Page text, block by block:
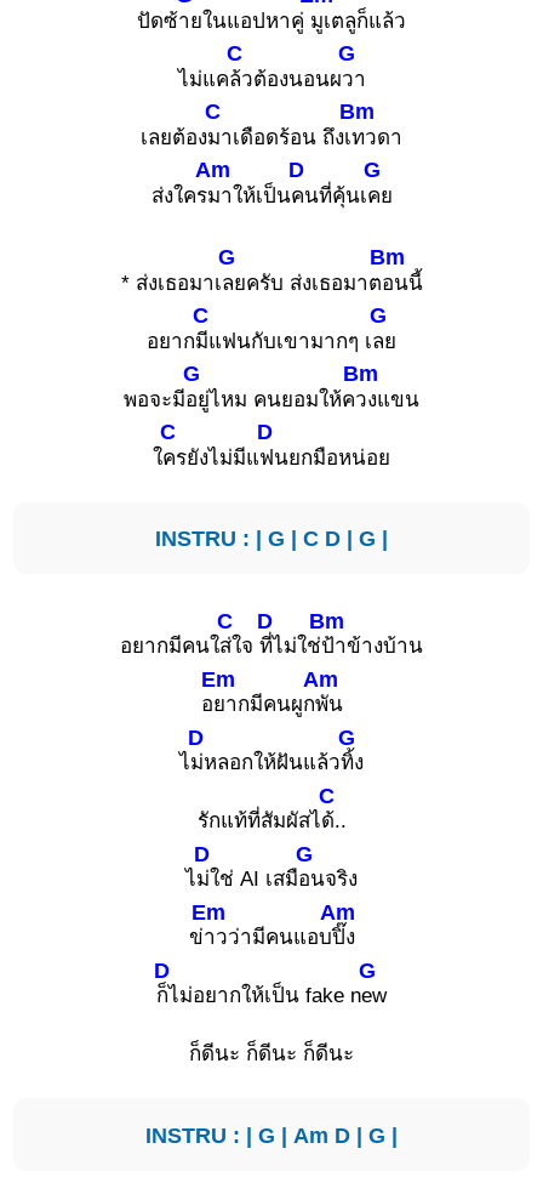
ปัดซ้ายในแอปหาคู่ มูเตลูก็แล้ว
ไม่แค
C
ล้วต้องนอนผ
G
วา
เลยต้อง
C
มาเดือดร้อน ถึงเ
Bm
ทวดา
ส่งใคร
Am
มาให้เป็น
D
คนที่คุ้นเ
G
คย
* ส่งเธอมาเ
G
ลยครับ ส่งเธอมาต
Bm
อนนี้
อยาก
C
มีแฟนกับเขามากๆ เ
G
ลย
พอจะมี
G
อยู่ไหม คนยอมให้ค
Bm
วงแขน
ใ
C
ครยังไม่มีแ
D
ฟนยกมือหน่อย
INSTRU : | G | C D | G |
อยากมีคนใ
C
ส่ใจ
D
ที่ไม่ใช่
Bm
ป้าข้างบ้าน
อ
Em
ยากมีคนผูก
Am
พัน
ไ
D
ม่หลอกให้ฝันแล้ว
G
ทิ้ง
รักแท้ที่สัมผัสไ
C
ด้..
ไ
D
ม่ใช่ AI เสมื
G
อนจริง
ข่
Em
าวว่ามีคนแอบ
Am
ปิ๊ง
D
ก็ไม่อยากให้เป็น fake n
G
ew
ก็ดีนะ ก็ดีนะ ก็ดีนะ
INSTRU : | G | Am D | G |